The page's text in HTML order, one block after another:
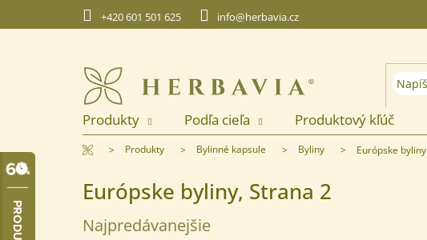
+420 601 501 625 info@herbavia.cz
Produkty Podľa cieľa Produktový kľúč
Domov Produkty Bylinné kapsule Byliny Európske byliny
Európske byliny, Strana 2
Najpredávanejšie